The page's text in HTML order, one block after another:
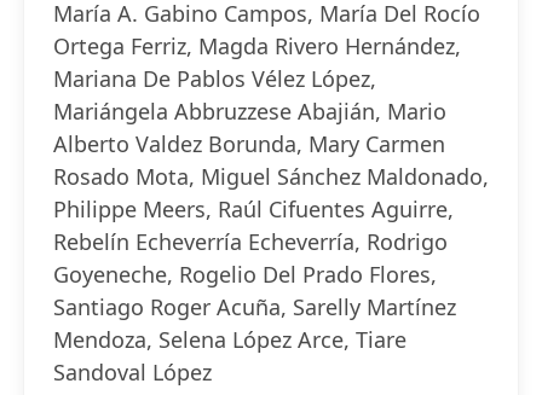
María A. Gabino Campos, María Del Rocío
Ortega Ferriz, Magda Rivero Hernández,
Mariana De Pablos Vélez López,
Mariángela Abbruzzese Abajián, Mario
Alberto Valdez Borunda, Mary Carmen
Rosado Mota, Miguel Sánchez Maldonado,
Philippe Meers, Raúl Cifuentes Aguirre,
Rebelín Echeverría Echeverría, Rodrigo
Goyeneche, Rogelio Del Prado Flores,
Santiago Roger Acuña, Sarelly Martínez
Mendoza, Selena López Arce, Tiare
Sandoval López